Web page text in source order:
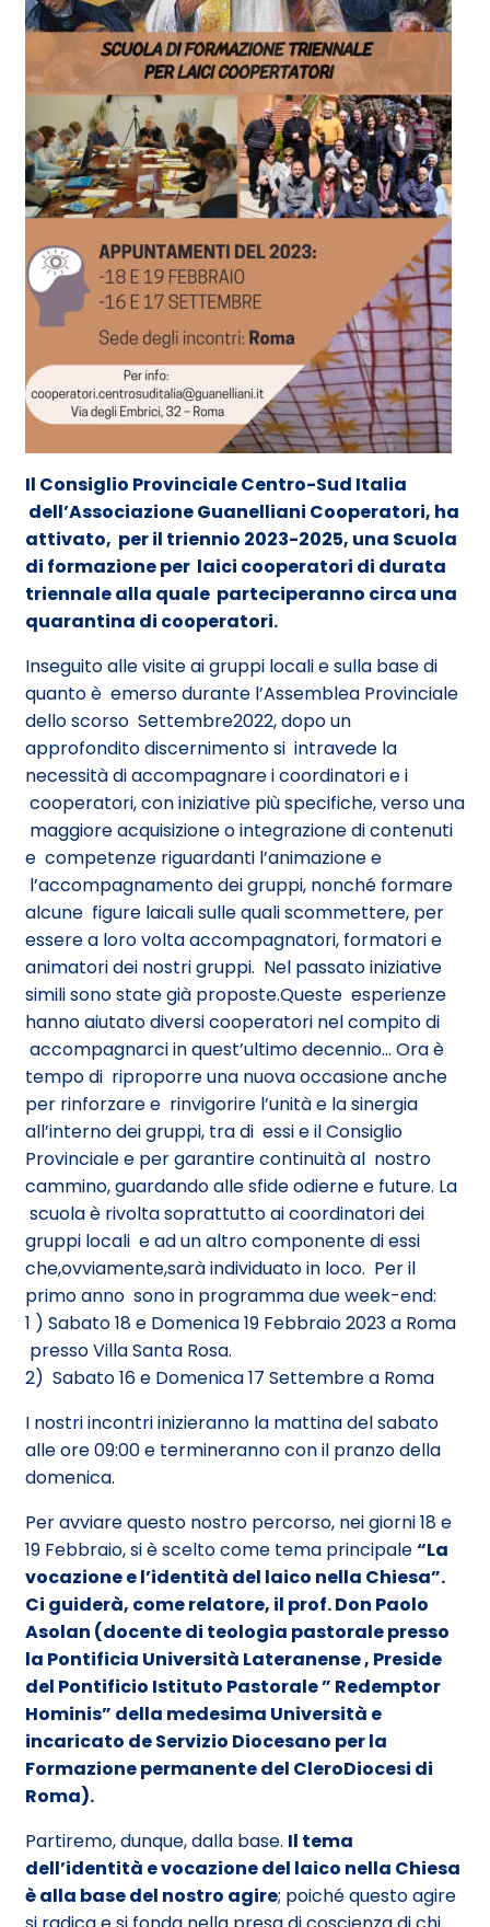
Il Consiglio Provinciale Centro-Sud Italia
dell’Associazione Guanelliani Cooperatori, ha
attivato, per il triennio 2023-2025, una Scuola
di formazione per laici cooperatori di durata
triennale alla quale parteciperanno circa una
quarantina di cooperatori.
Inseguito alle visite ai gruppi locali e sulla base di
quanto è emerso durante l’Assemblea Provinciale
dello scorso Settembre2022, dopo un
approfondito discernimento si intravede la
necessità di accompagnare i coordinatori e i
cooperatori, con iniziative più specifiche, verso una
maggiore acquisizione o integrazione di contenuti
e competenze riguardanti l’animazione e
l’accompagnamento dei gruppi, nonché formare
alcune figure laicali sulle quali scommettere, per
essere a loro volta accompagnatori, formatori e
animatori dei nostri gruppi. Nel passato iniziative
simili sono state già proposte.Queste esperienze
hanno aiutato diversi cooperatori nel compito di
accompagnarci in quest’ultimo decennio… Ora è
tempo di riproporre una nuova occasione anche
per rinforzare e rinvigorire l’unità e la sinergia
all’interno dei gruppi, tra di essi e il Consiglio
Provinciale e per garantire continuità al nostro
cammino, guardando alle sfide odierne e future. La
scuola è rivolta soprattutto ai coordinatori dei
gruppi locali e ad un altro componente di essi
che,ovviamente,sarà individuato in loco. Per il
primo anno sono in programma due week-end:
1 ) Sabato 18 e Domenica 19 Febbraio 2023 a Roma
presso Villa Santa Rosa.
2) Sabato 16 e Domenica 17 Settembre a Roma
I nostri incontri inizieranno la mattina del sabato
alle ore 09:00 e termineranno con il pranzo della
domenica.
Per avviare questo nostro percorso, nei giorni 18 e
19 Febbraio, si è scelto come tema principale“La
vocazione e l’identità del laico nella Chiesa”.
Ci guiderà, come relatore, il prof. Don Paolo
Asolan (docente di teologia pastorale presso
la Pontificia Università Lateranense , Preside
del Pontificio Istituto Pastorale ” Redemptor
Hominis” della medesima Università e
incaricato de Servizio Diocesano per la
Formazione permanente del CleroDiocesi di
Roma).
Partiremo, dunque, dalla base. Il tema
dell’identità e vocazione del laico nella Chiesa
è alla base del nostro agire; poiché questo agire